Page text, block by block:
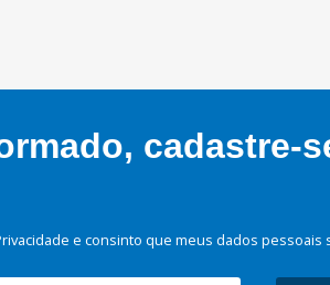
cadastre-
e consinto que meus dados